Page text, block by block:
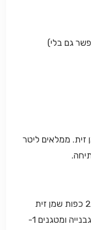
זית. ממלאים ליטר
3. לוקחים מחבת עמוקה, ממיסים 2 כפות שמן זית
וכף חמאה. מוסיפים את השום והעגבנייה ומטגנים 1-